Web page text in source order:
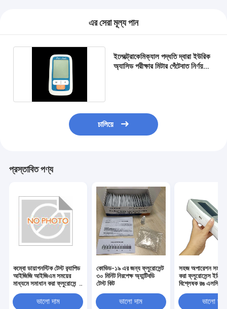
এর সেরা মূল্য পান
ইলেক্ট্রোকেমিক্যাল পদ্ধতি দ্বারা ইউরিক
অ্যাসিড পরীক্ষার মিটার গেঁটেবাত নির্ণয়
চালিয়ে
প্রস্তাবিত পণ্য
কম্বো ডায়াগনস্টিক টেস্ট র‍্যাপিড
আইজিজি আইজিএম সময়ের
মাধ্যমে সমাধান করা ফ্লুরোসেন্স
ভালো দাম
কোভিড-১৯ এর জন্য ফ্লুরোসেন্ট
৩০ মিনিট নিরপেক্ষ অ্যান্টিবডি
টেস্ট কিট
ভালো দাম
সহজ অপারেশন সময়
করা ফ্লুরোসেন্স
বিশ্লেষক রঙ এলসিডি
ভালো দাম